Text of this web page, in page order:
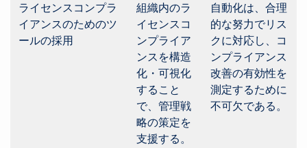
ライセンスコンプラ
イアンスのためのツ
ールの採用
組織内のラ
イセンスコ
ンプライア
ンスを構造
化・可視化
すること
で、管理戦
略の策定を
支援する。
自動化は、合理
的な努力でリス
クに対応し、コ
ンプライアンス
改善の有効性を
測定するために
不可欠である。